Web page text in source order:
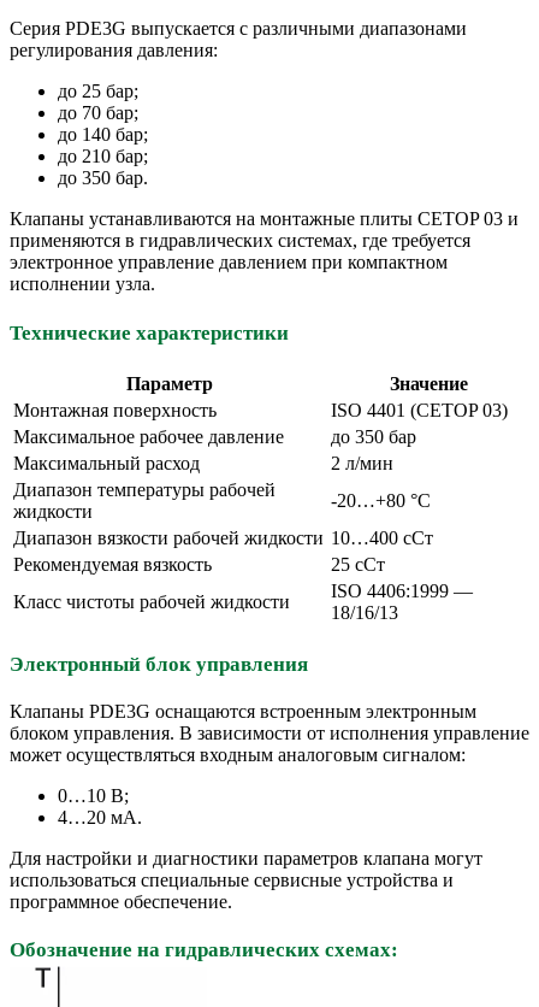
Серия PDE3G выпускается с различными диапазонами
регулирования давления:
до 25 бар;
до 70 бар;
до 140 бар;
до 210 бар;
до 350 бар.
Клапаны устанавливаются на монтажные плиты CETOP 03 и
применяются в гидравлических системах, где требуется
электронное управление давлением при компактном
исполнении узла.
Технические характеристики
Параметр
Значение
Монтажная поверхность
ISO 4401 (CETOP 03)
Максимальное рабочее давление
до 350 бар
Максимальный расход
2 л/мин
Диапазон температуры рабочей
жидкости
-20…+80 °C
Диапазон вязкости рабочей жидкости 10…400 сСт
Рекомендуемая вязкость
25 сСт
Класс чистоты рабочей жидкости
ISO 4406:1999 —
18/16/13
Электронный блок управления
Клапаны PDE3G оснащаются встроенным электронным
блоком управления. В зависимости от исполнения управление
может осуществляться входным аналоговым сигналом:
0…10 В;
4…20 мА.
Для настройки и диагностики параметров клапана могут
использоваться специальные сервисные устройства и
программное обеспечение.
Обозначение на гидравлических схемах: